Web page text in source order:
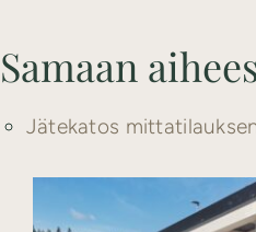
Samaan
Jätekatos